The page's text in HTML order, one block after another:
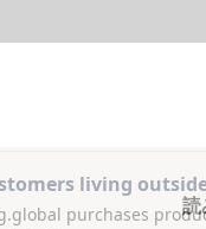
読